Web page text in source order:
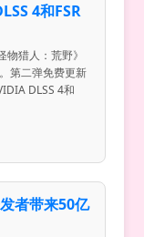
4和FSR
猎人：荒野》
第二弹免费更新
DLSS 4和
者带来50亿